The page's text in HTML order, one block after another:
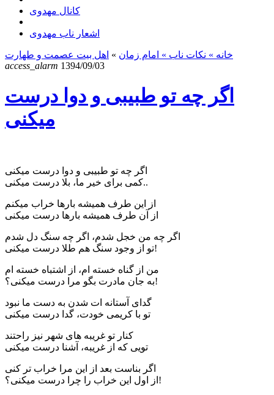
کانال مهدوی
اشعار ناب مهدوی
خانه » نکات ناب » امام زمان » اهل بیت عصمت و طهارت
access_alarm 1394/09/03
اگر چه تو طبیبی و دوا درست
میکنی
اگر چه تو طبیبی و دوا درست میکنی
کمی برای خیر ما، بلا درست میکنی..
از این طرف همیشه بارها خراب میکنم
از آن طرف همیشه بارها درست میکنی
اگر چه من خجل شدم، اگر چه سنگ دل شدم
تو از وجود سنگ هم طلا درست میکنی!
من از گناه خسته ام، از اشتباه خسته ام
به جان مادرت بگو مرا درست میکنی؟!
گدای آستانه ات شدن به دست ما نبود
تو با کریمی خودت، گدا درست میکنی
کنار تو غریبه های شهر نیز راحتند
تویی که از غریبه، آشنا درست میکنی
اگر بناست بعد از این مرا خراب تر کنی
از اول این خراب را چرا درست میکنی؟!